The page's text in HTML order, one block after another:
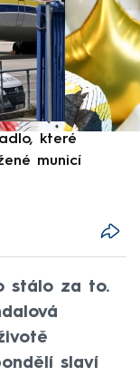
které
municí
stálo za to.
slaví